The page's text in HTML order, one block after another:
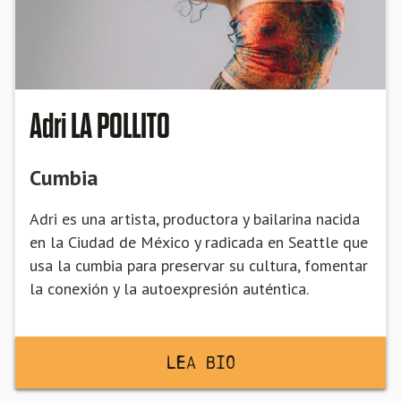
Adri LA POLLITO
Cumbia
Adri es una artista, productora y bailarina nacida
en la Ciudad de México y radicada en Seattle que
usa la cumbia para preservar su cultura, fomentar
la conexión y la autoexpresión auténtica.
Lea BiO